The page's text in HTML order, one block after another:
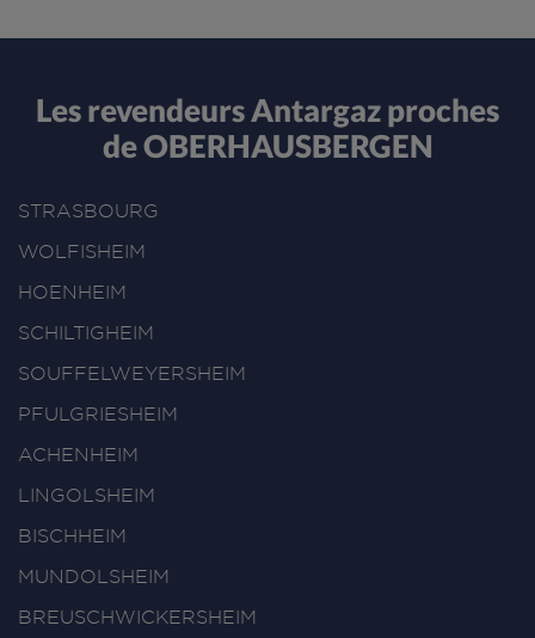
Les revendeurs Antargaz proches
de OBERHAUSBERGEN
STRASBOURG
WOLFISHEIM
HOENHEIM
SCHILTIGHEIM
SOUFFELWEYERSHEIM
PFULGRIESHEIM
ACHENHEIM
LINGOLSHEIM
BISCHHEIM
MUNDOLSHEIM
BREUSCHWICKERSHEIM